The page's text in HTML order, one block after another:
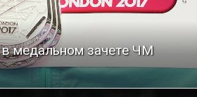
медальном зачете ЧМ